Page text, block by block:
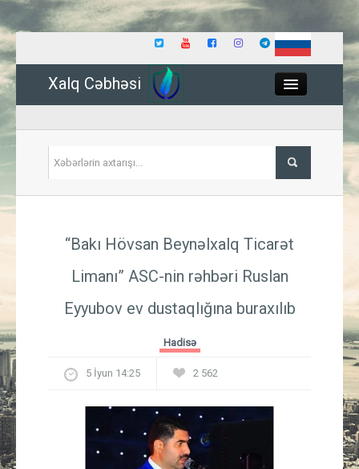
Xalq Cəbhəsi
İqtisadiyyat
Güney Azərbaycan
Mədəniyyət
Müsahibə
“Bakı Hövsan Beynəlxalq Ticarət
Limanı” ASC-nin rəhbəri Ruslan
Eyyubov ev dustaqlığına buraxılıb
Hadisə
5 İyun 14:25 2 562